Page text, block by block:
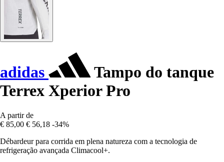
adidas
Tampo do tanque
Terrex Xperior Pro
A partir de
€ 85,00 € 56,18 -34%
Débardeur para corrida em plena natureza com a tecnologia de
refrigeração avançada Climacool+.